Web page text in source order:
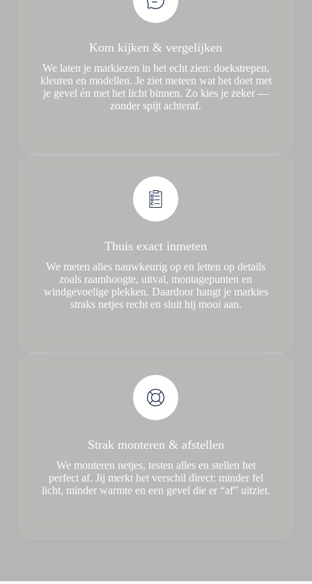
Kom kijken & vergelijken
We laten je markiezen in het echt zien: doekstrepen,
kleuren en modellen. Je ziet meteen wat het doet met
je gevel én met het licht binnen. Zo kies je zeker —
zonder spijt achteraf.
Thuis exact inmeten
We meten alles nauwkeurig op en letten op details
zoals raamhoogte, uitval, montagepunten en
windgevoelige plekken. Daardoor hangt je markies
straks netjes recht en sluit hij mooi aan.
Strak monteren & afstellen
We monteren netjes, testen alles en stellen het
perfect af. Jij merkt het verschil direct: minder fel
licht, minder warmte en een gevel die er “af” uitziet.